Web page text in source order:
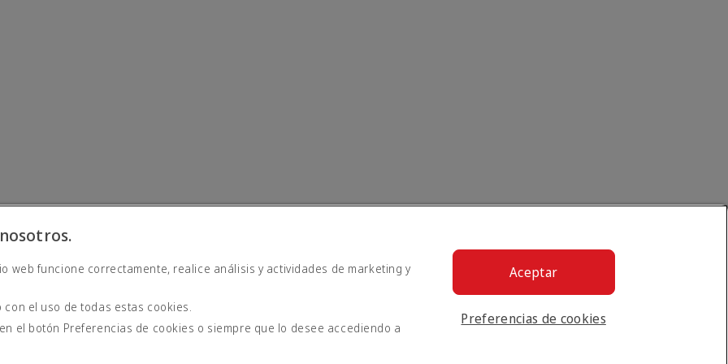
web funcione correctamente, realice análisis y actividades de marketing y
el uso de todas estas cookies.
el botón Preferencias de cookies o siempre que lo desee accediendo a
Preferencias de cookies
Aceptar